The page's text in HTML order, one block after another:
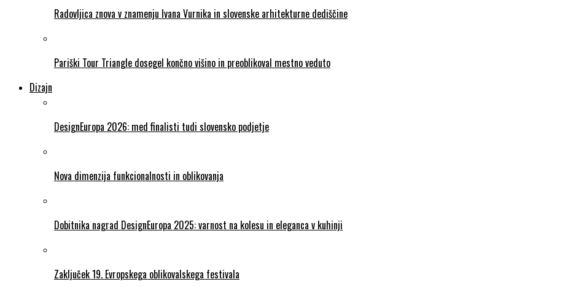
Radovljica znova v znamenju Ivana Vurnika in slovenske arhitekturne dediščine
Pariški Tour Triangle dosegel končno višino in preoblikoval mestno veduto
Dizajn
DesignEuropa 2026: med finalisti tudi slovensko podjetje
Nova dimenzija funkcionalnosti in oblikovanja
Dobitnika nagrad DesignEuropa 2025: varnost na kolesu in eleganca v kuhinji
Zaključek 19. Evropskega oblikovalskega festivala